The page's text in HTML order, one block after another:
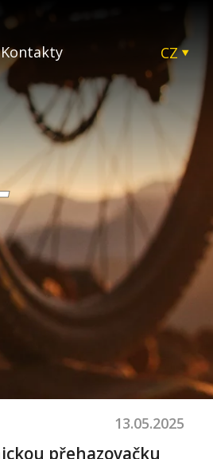
Kontakty
CZ
EN
SK
13.05.2025
přehazovačku